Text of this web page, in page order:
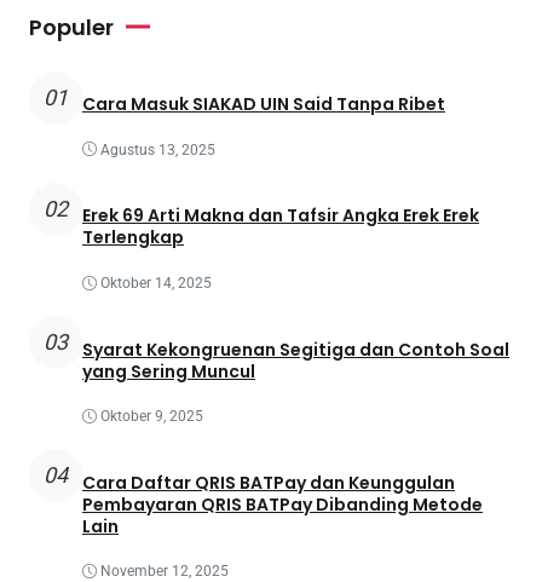
Populer
01 Cara Masuk SIAKAD UIN Said Tanpa Ribet
Agustus 13, 2025
02
Erek 69 Arti Makna dan Tafsir Angka Erek Erek
Terlengkap
Oktober 14, 2025
03
Syarat Kekongruenan Segitiga dan Contoh Soal
yang Sering Muncul
Oktober 9, 2025
04
Cara Daftar QRIS BATPay dan Keunggulan
Pembayaran QRIS BATPay Dibanding Metode
Lain
November 12, 2025